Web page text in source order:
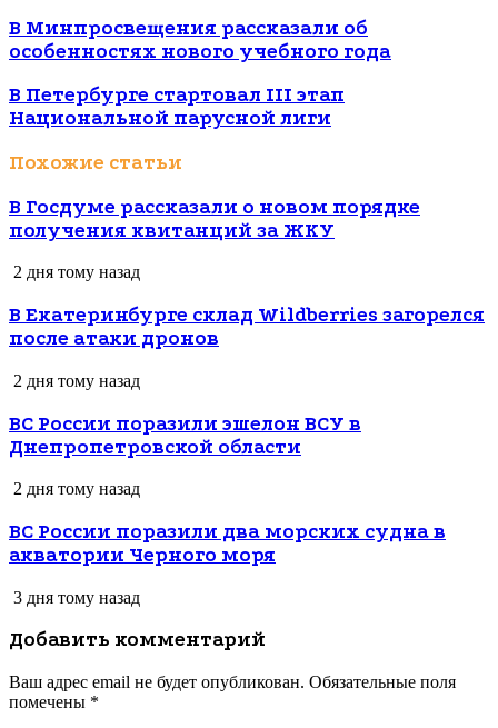
В Минпросвещения рассказали об
особенностях нового учебного года
В Петербурге стартовал III этап
Национальной парусной лиги
Похожие статьи
В Госдуме рассказали о новом порядке
получения квитанций за ЖКУ
2 дня тому назад
В Екатеринбурге склад Wildberries загорелся
после атаки дронов
2 дня тому назад
ВС России поразили эшелон ВСУ в
Днепропетровской области
2 дня тому назад
ВС России поразили два морских судна в
акватории Черного моря
3 дня тому назад
Добавить комментарий
Ваш адрес email не будет опубликован. Обязательные поля
помечены *